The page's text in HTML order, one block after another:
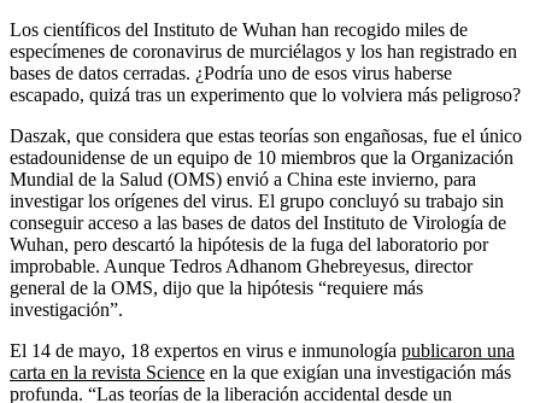
Los científicos del Instituto de Wuhan han recogido miles de
especímenes de coronavirus de murciélagos y los han registrado en
bases de datos cerradas. ¿Podría uno de esos virus haberse
escapado, quizá tras un experimento que lo volviera más peligroso?
Daszak, que considera que estas teorías son engañosas, fue el único
estadounidense de un equipo de 10 miembros que la Organización
Mundial de la Salud (OMS) envió a China este invierno, para
investigar los orígenes del virus. El grupo concluyó su trabajo sin
conseguir acceso a las bases de datos del Instituto de Virología de
Wuhan, pero descartó la hipótesis de la fuga del laboratorio por
improbable. Aunque Tedros Adhanom Ghebreyesus, director
general de la OMS, dijo que la hipótesis “requiere más
investigación”.
El 14 de mayo, 18 expertos en virus e inmunología publicaron una
carta en la revista Science en la que exigían una investigación más
profunda. “Las teorías de la liberación accidental desde un